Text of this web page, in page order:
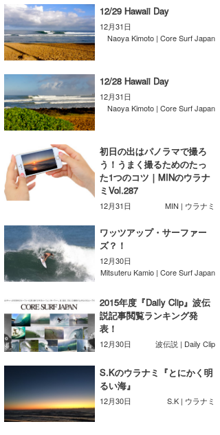
12/29 Hawaii Day
12月31日
Naoya Kimoto | Core Surf Japan
12/28 Hawaii Day
12月31日
Naoya Kimoto | Core Surf Japan
初日の出はパノラマで撮ろ
う！うまく撮るためのたっ
た1つのコツ｜MINのウラナ
ミVol.287
12月31日 MIN | ウラナミ
ワッツアップ・サーファー
ズ？！
12月30日
Mitsuteru Kamio | Core Surf Japan
2015年度『Daily Clip』波伝
説記事閲覧ランキング発
表！
12月30日 波伝説 | Daily Clip
S.Kのウラナミ『とにかく明
るい海』
12月30日 S.K | ウラナミ
ライター/寄稿メディア
Core Surf Japan
Naoya Kimoto
mitsuteru Kamio
Yasunari Inoue
Yoshiyuki Obata
DELTA FORCE SURF
CBA Films
熊谷素子
メディア
SURFMEDIA
Colors MAGAZINE
WAVAL
波伝説アンバサダー/プロライダー
福島寿実子
中浦“JET”章
進士剛光
田原啓江
植村未来
NOBUFUKU
喜納海人
波伝説スタッフ
☆加藤
Aichan
chan-U
ECE
G◎Da
KID
KOBU
波伝説